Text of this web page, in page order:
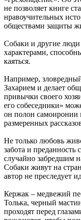
не позволяет книге
нравоучительных
обществами защиты
Собаки и другие
характерами,
каяться.
Например,
Захарием и делает
привычки своего
его собеседники»
он полон самоиронии
размеренных
Не только любовь
забота и
случайно забредшим
Собаки живут на
автор не преследует
Кержак – медвежий
Толька, черный
проходят перед